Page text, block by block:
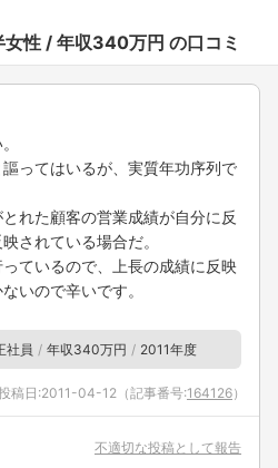
女性 年収340万円 の口コミ
ってはいるが、実質年功序列で
れた顧客の営業成績が自分に反
されている場合だ。
ているので、上長の成績に反映
いので辛いです。
社員 年収340万円 2011年度
稿日:2011-04-12 （記事番号:164126）
不適切な投稿として報告